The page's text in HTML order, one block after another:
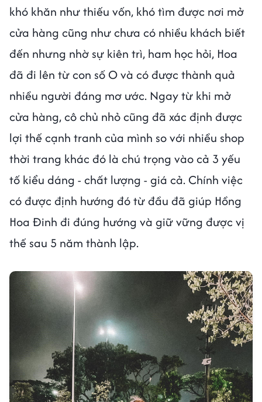
khó khăn như thiếu vốn, khó tìm được nơi mở
cửa hàng cũng như chưa có nhiều khách biết
đến nhưng nhờ sự kiên trì, ham học hỏi, Hoa
đã đi lên từ con số O và có được thành quả
nhiều người đáng mơ ước. Ngay từ khi mở
cửa hàng, cô chủ nhỏ cũng đã xác định được
lợi thế cạnh tranh của mình so với nhiều shop
thời trang khác đó là chú trọng vào cả 3 yếu
tố kiểu dáng - chất lượng - giá cả. Chính việc
có được định hướng đó từ đầu đã giúp Hồng
Hoa Đinh đi đúng hướng và giữ vững được vị
thế sau 5 năm thành lập.